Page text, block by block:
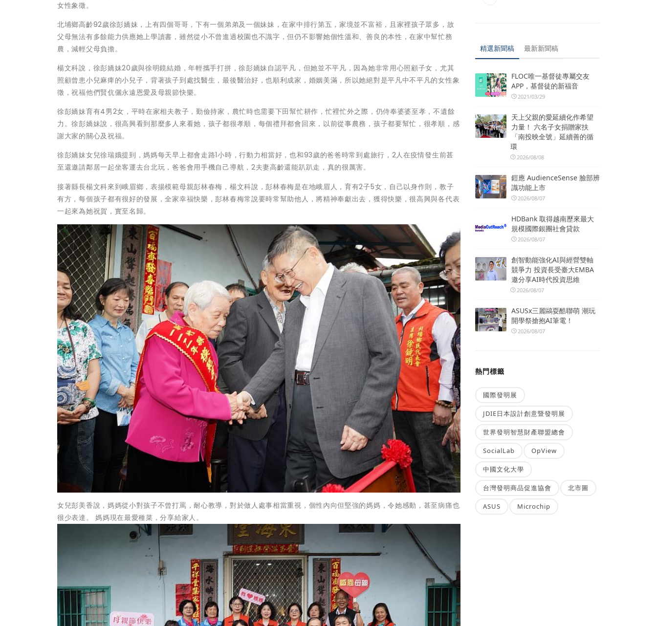
女性象徵。
北埔鄉高齡92歲徐彭嬌妹，上有四個哥哥，下有一個弟弟及一個妹妹，在家中排行第五，家境並不富裕，且家裡孩子眾多，故
父母無法有多餘能力供應她上學讀書，雖然從小不曾進過校園也不識字，但仍不影響她個性溫和、善良的本性，在家中幫忙務
農，減輕父母負擔。
楊文科說，徐彭嬌妹20歲與徐明鏡結婚，年輕攜手打拼，徐彭嬌妹自認平凡，但她並不平凡，因為她非常用心照顧子女，尤其
照顧曾患小兒麻痺的小兒子，背著孩子到處找醫生，最後醫治好，也順利成家，婚姻美滿，所以她絕對是平凡中不平凡的女性象
徵，祝福他們賢伉儷永遠恩愛及母親節快樂。
徐彭嬌妹育有4男2女，平時在家相夫教子，勤儉持家，農忙時也需要下田幫忙耕作，忙裡忙外之際，仍侍奉婆婆至孝，不遺餘
力。徐彭嬌妹說，很高興看到那麼多人來看她，孩子都很孝順，每個禮拜都會回來，以前從事農務，孩子都要幫忙，很孝順，感
謝大家的關心及祝福。
徐彭嬌妹女兒徐瑞娥提到，媽媽每天早上都會走路1小時，行動力相當好，也和93歲的爸爸時常到處旅行，2人在疫情發生前甚
至還邀請鄰居一起坐客運去台北玩，爸爸會用手機自己導航，2夫妻高齡還能趴趴走，真的很厲害。
接著縣長楊文科來到峨眉鄉，表揚模範母親彭林春梅，楊文科說，彭林春梅是在地峨眉人，育有2子5女，自己以身作則，教子
有方，每個孩子都有很好的發展，全家幸福快樂，彭林春梅常說要時常幫助他人，將精神奉獻出去，獲得快樂，很高興與各代表
一起來為她祝賀，實至名歸。
女兒彭美香說，媽媽從小對孩子不曾打罵，耐心教導，對於做人處事相當重視，個性內向但堅強的媽媽，令她感動，甚至病痛也
很少表達。 媽媽現在最愛種菜，分享給家人。
精選新聞稿 最新新聞稿
FLOC唯一基督徒專屬交友
APP，基督徒的新福音
2021/03/29
天上父親的愛延續化作希望
力量！ 六名子女捐贈家扶
「南投映全號」延續善的循
環
2026/08/08
鎧應 AudienceSense 臉部辨
識功能上市
2026/08/07
HDBank 取得越南歷來最大
規模國際銀團社會貸款
2026/08/07
創智動能強化AI與經營雙軸
競爭力 投資長受臺大EMBA
邀分享AI時代投資思維
2026/08/07
ASUSx三麗鷗耍酷聯萌 潮玩
開學祭搶抱AI筆電！
2026/08/07
熱門標籤
國際發明展
JDIE日本設計創意暨發明展
世界發明智慧財產聯盟總會
SocialLab OpView
中國文化大學
台灣發明商品促進協會 北市圖
ASUS Microchip